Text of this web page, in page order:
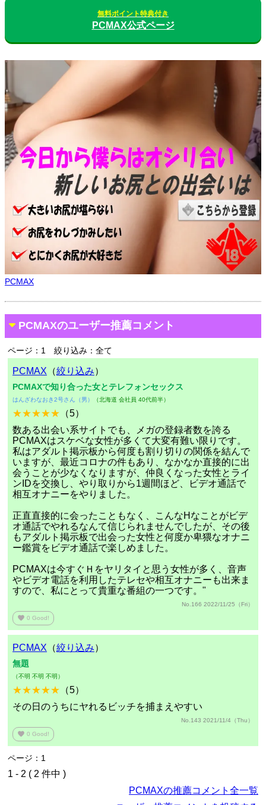
無料ポイント特典付き
PCMAX公式ページ
PCMAX
PCMAXのユーザー推薦コメント
ページ：1 絞り込み：全て
PCMAX （絞り込み）
PCMAXで知り合った女とテレフォンセックス
はんざわなおき2号さん（男） （北海道 会社員 40代前半）
★★★★★ （5）
数ある出会い系サイトでも、メガの登録者数を誇る
PCMAXはスケベな女性が多くて大変有難い限りです。
私はアダルト掲示板から何度も割り切りの関係を結んで
いますが、最近コロナの件もあり、なかなか直接的に出
会うことが少なくなりますが、仲良くなった女性とライ
ンIDを交換し、やり取りから1週間ほど、ビデオ通話で
相互オナニーをやりました。
正直直接的に会ったこともなく、こんなHなことがビデ
オ通話でやれるなんて信じられませんでしたが、その後
もアダルト掲示板で出会った女性と何度か卑猥なオナニ
ー鑑賞をビデオ通話で楽しめました。
PCMAXは今すぐＨをヤリタイと思う女性が多く、音声
やビデオ電話を利用したテレセや相互オナニーも出来ま
すので、私にとって貴重な番組の一つです。"
No.166 2022/11/25（Fri）
favorite 0 Good!
PCMAX （絞り込み）
無題
（不明 不明 不明）
★★★★★ （5）
その日のうちにヤれるビッチを捕まえやすい
No.143 2021/11/4（Thu）
favorite 0 Good!
ページ：1
1 - 2 ( 2 件中 )
PCMAXの推薦コメント全一覧